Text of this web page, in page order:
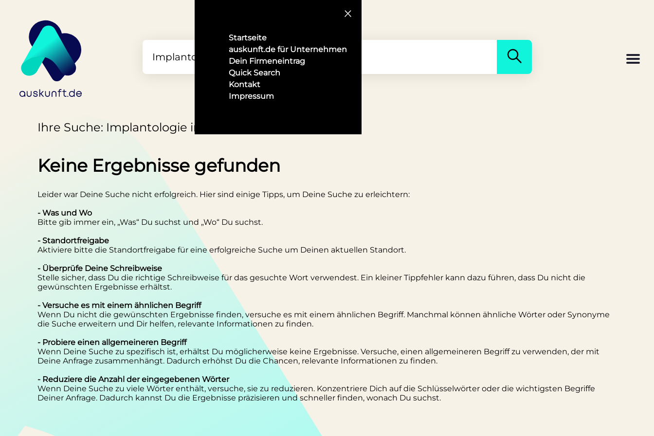
Startseite
auskunft.de für Unternehmen
Dein Firmeneintrag
Quick Search
Kontakt
Impressum
Ihre Suche: Implantologie in Worms
Keine Ergebnisse gefunden
Leider war Deine Suche nicht erfolgreich. Hier sind einige Tipps, um Deine Suche zu erleichtern:
- Was und Wo
Bitte gib immer ein, „Was“ Du suchst und „Wo“ Du suchst.
- Standortfreigabe
Aktiviere bitte die Standortfreigabe für eine erfolgreiche Suche um Deinen aktuellen Standort.
- Überprüfe Deine Schreibweise
Stelle sicher, dass Du die richtige Schreibweise für das gesuchte Wort verwendest. Ein kleiner Tippfehler kann dazu führen, dass Du nicht die
gewünschten Ergebnisse erhältst.
- Versuche es mit einem ähnlichen Begriff
Wenn Du nicht die gewünschten Ergebnisse finden, versuche es mit einem ähnlichen Begriff. Manchmal können ähnliche Wörter oder Synonyme
die Suche erweitern und Dir helfen, relevante Informationen zu finden.
- Probiere einen allgemeineren Begriff
Wenn Deine Suche zu spezifisch ist, erhältst Du möglicherweise keine Ergebnisse. Versuche, einen allgemeineren Begriff zu verwenden, der mit
Deine Anfrage zusammenhängt. Dadurch erhöhst Du die Chancen, relevante Informationen zu finden.
- Reduziere die Anzahl der eingegebenen Wörter
Wenn Deine Suche zu viele Wörter enthält, versuche, sie zu reduzieren. Konzentriere Dich auf die Schlüsselwörter oder die wichtigsten Begriffe
Deiner Anfrage. Dadurch kannst Du die Ergebnisse präzisieren und schneller finden, wonach Du suchst.